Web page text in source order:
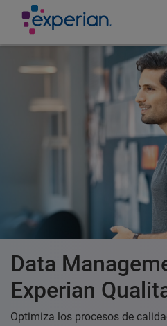
Data
Experian
Optimiza los procesos de